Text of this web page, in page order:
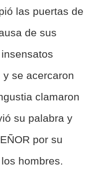
las puertas de
de sus
se acercaron
clamaron
su palabra y
por su
hombres.